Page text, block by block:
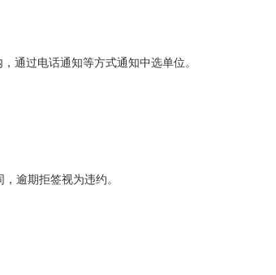
通过电话通知等方式通知中选单位。
逾期拒签视为违约。